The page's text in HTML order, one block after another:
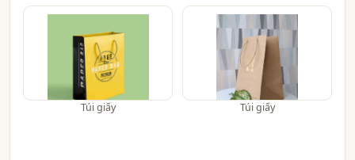
Túi giấy Túi giấy